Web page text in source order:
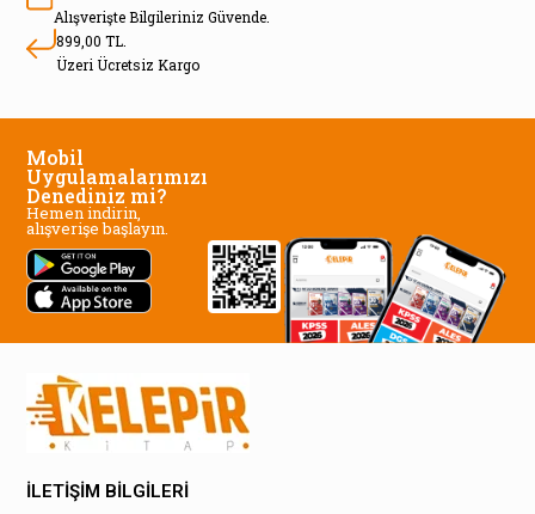
Alışverişte Bilgileriniz Güvende.
899,00 TL.
Üzeri Ücretsiz Kargo
Mobil
Uygulamalarımızı
Denediniz mi?
Hemen indirin,
alışverişe başlayın.
İLETİŞİM BİLGİLERİ